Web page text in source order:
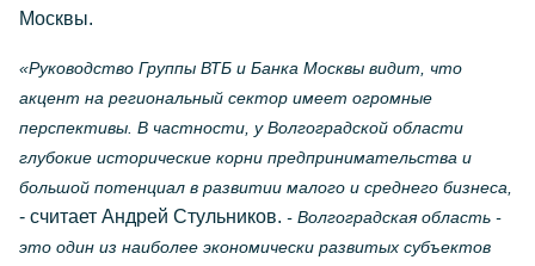
Москвы.
«Руководство Группы ВТБ и Банка Москвы видит, что
акцент на региональный сектор имеет огромные
перспективы. В частности, у Волгоградской области
глубокие исторические корни предпринимательства и
большой потенциал в развитии малого и среднего бизнеса,
- считает Андрей Стульников. - Волгоградская область -
это один из наиболее экономически развитых субъектов